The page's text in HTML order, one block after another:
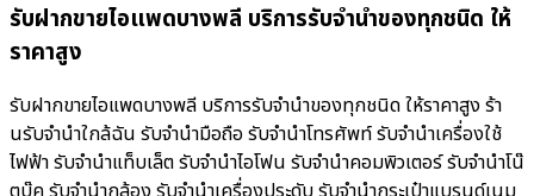
รับฝากขายไอแพดบางพลี บริการรับจำนำของทุกชนิด ให้
ราคาสูง
รับฝากขายไอแพดบางพลี บริการรับจำนำของทุกชนิด ให้ราคาสูง ร้า
นรับจํานําใกล้ฉัน รับจำนำมือถือ รับจำนำโทรศัพท์ รับจำนำเครื่องใช้
ไฟฟ้า รับจำนำแท็บเล็ต รับจำนำไอโฟน รับจำนำคอมพิวเตอร์ รับจำนำโน๊